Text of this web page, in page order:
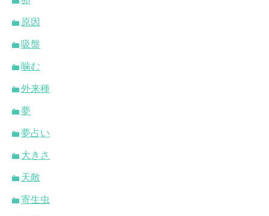
原因
吸盤
噛む
外来種
夢
夢占い
大きさ
天敵
寄生虫